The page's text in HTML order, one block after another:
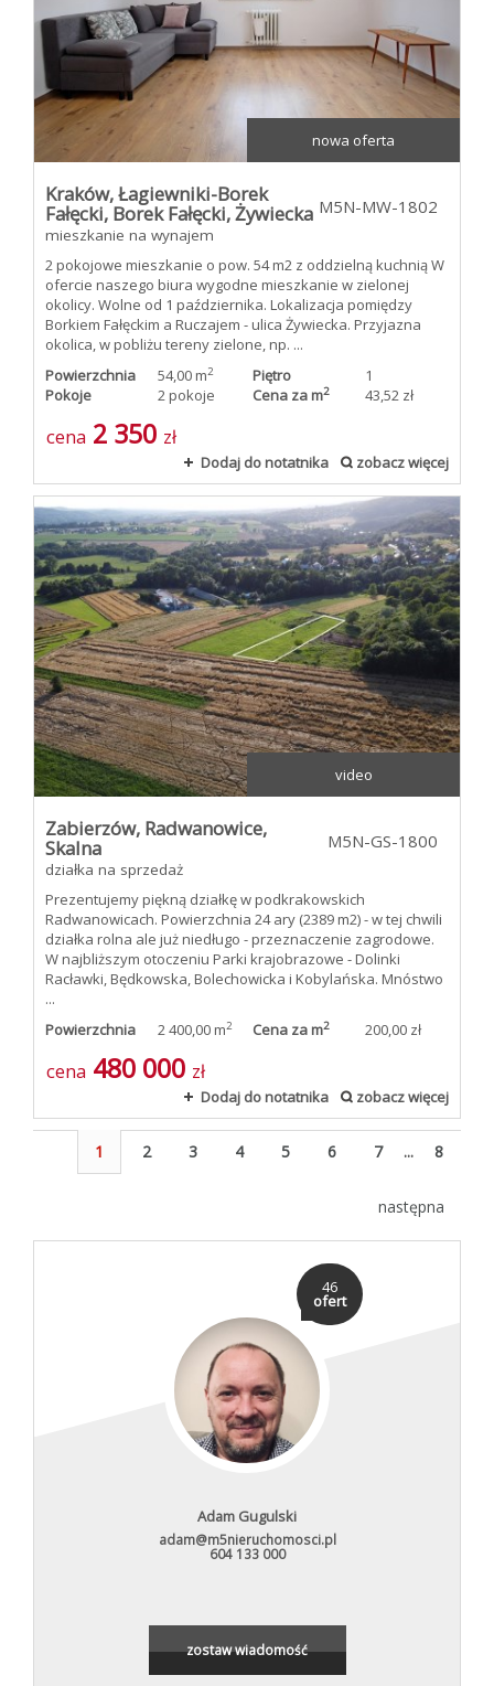
nowa oferta
Kraków,Łagiewniki-Borek
Fałęcki, Borek Fałęcki,Żywiecka
mieszkanie na wynajem
M5N-MW-1802
2 pokojowe mieszkanie o pow. 54 m2 z oddzielną kuchnią W
ofercie naszego biura wygodne mieszkanie w zielonej
okolicy. Wolne od 1 października. Lokalizacja pomiędzy
Borkiem Fałęckim a Ruczajem - ulica Żywiecka. Przyjazna
okolica, w pobliżu tereny zielone, np. ...
Powierzchnia
54,00 m2 Piętro
1
Pokoje
2 pokoje Cena za m2 43,52 zł
cena 2 350 zł
Dodaj do notatnika zobacz więcej
video
Zabierzów, Radwanowice,
Skalna
działka na sprzedaż
M5N-GS-1800
Prezentujemy piękną działkę w podkrakowskich
Radwanowicach. Powierzchnia 24 ary (2389 m2) - w tej chwili
działka rolna ale już niedługo - przeznaczenie zagrodowe.
W najbliższym otoczeniu Parki krajobrazowe - Dolinki
Racławki, Będkowska, Bolechowicka i Kobylańska. Mnóstwo
...
Powierzchnia
2 400,00 m2 Cena za m2 200,00 zł
cena 480 000 zł
Dodaj do notatnika zobacz więcej
1 2 3 4 5 6 7 ... 8
następna
46
ofert
Adam Gugulski
adam@m5nieruchomosci.pl
604 133 000
zostaw wiadomość